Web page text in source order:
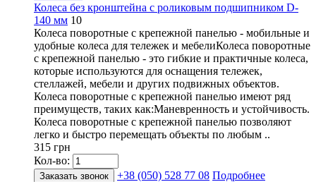
Колеса без кронштейна с роликовым подшипником D-
140 мм 10
Колеса поворотные с крепежной панелью - мобильные и
удобные колеса для тележек и мебелиКолеса поворотные
с крепежной панелью - это гибкие и практичные колеса,
которые используются для оснащения тележек,
стеллажей, мебели и других подвижных объектов.
Колеса поворотные с крепежной панелью имеют ряд
преимуществ, таких как:Маневренность и устойчивость.
Колеса поворотные с крепежной панелью позволяют
легко и быстро перемещать объекты по любым ..
315 грн
Кол-во:
Заказать звонок +38 (050) 528 77 08 Подробнее